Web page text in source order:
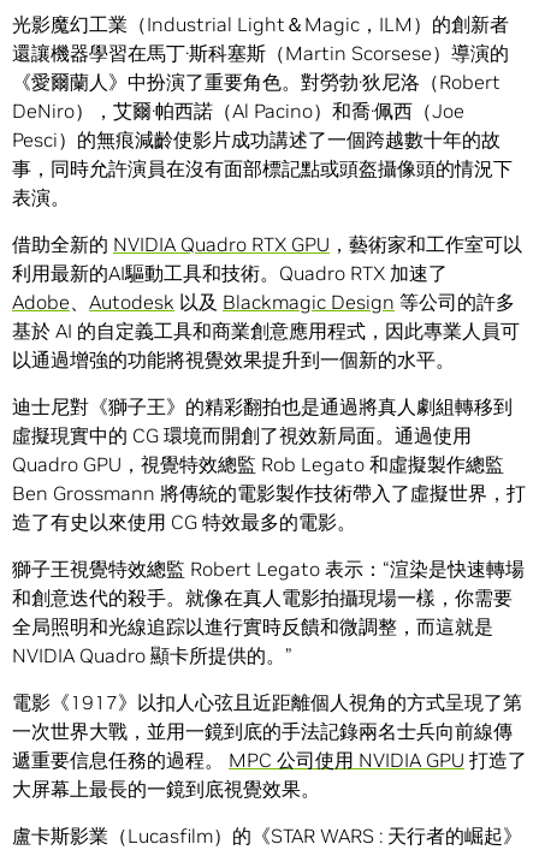
光影魔幻工業（Industrial Light＆Magic，ILM）的創新者
還讓機器學習在馬丁·斯科塞斯（Martin Scorsese）導演的
《愛爾蘭人》中扮演了重要角色。對勞勃·狄尼洛（Robert
DeNiro），艾爾·帕西諾（Al Pacino）和喬·佩西（Joe
Pesci）的無痕減齡使影片成功講述了一個跨越數十年的故
事，同時允許演員在沒有面部標記點或頭盔攝像頭的情況下
表演。
借助全新的 NVIDIA Quadro RTX GPU ，藝術家和工作室可以
利用最新的AI驅動工具和技術。Quadro RTX 加速了
Adobe、 Autodesk 以及 Blackmagic Design 等公司的許多
基於 AI 的自定義工具和商業創意應用程式，因此專業人員可
以通過增強的功能將視覺效果提升到一個新的水平。
迪士尼對《獅子王》的精彩翻拍也是通過將真人劇組轉移到
虛擬現實中的 CG 環境而開創了視效新局面。通過使用
Quadro GPU，視覺特效總監 Rob Legato 和虛擬製作總監
Ben Grossmann 將傳統的電影製作技術帶入了虛擬世界，打
造了有史以來使用 CG 特效最多的電影。
獅子王視覺特效總監 Robert Legato 表示：“渲染是快速轉場
和創意迭代的殺手。就像在真人電影拍攝現場一樣，你需要
全局照明和光線追踪以進行實時反饋和微調整，而這就是
NVIDIA Quadro 顯卡所提供的。”
電影《1917》以扣人心弦且近距離個人視角的方式呈現了第
一次世界大戰，並用一鏡到底的手法記錄兩名士兵向前線傳
遞重要信息任務的過程。 MPC 公司使用 NVIDIA GPU 打造了
大屏幕上最長的一鏡到底視覺效果。
盧卡斯影業（Lucasfilm）的《STAR WARS : 天行者的崛起》